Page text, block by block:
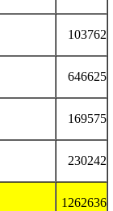
103762
646625
169575
230242
1262636